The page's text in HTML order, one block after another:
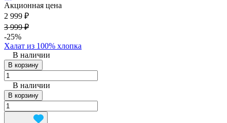
Акционная цена
2 999 ₽
3 999 ₽
-25%
Халат из 100% хлопка
В наличии
В корзину
В наличии
В корзину